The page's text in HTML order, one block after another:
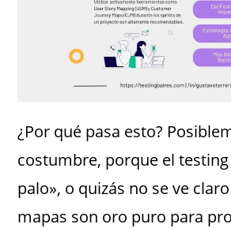
¿Por qué pasa esto?
costumbre, porque el
palo», o quizás no se ve
mapas son oro puro para